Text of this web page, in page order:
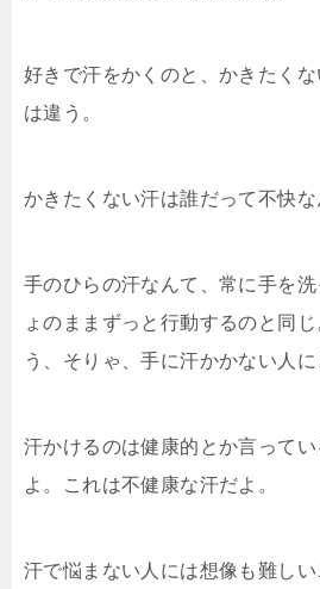
好きで汗をかくのと、かきたく
は違う。
かきたくない汗は誰だって不快な
手のひらの汗なんて、常に手を
ょのままずっと行動するのと同
う、そりゃ、手に汗かかない人に
汗かけるのは健康的とか言って
よ。これは不健康な汗だよ。
汗で悩まない人には想像も難しい